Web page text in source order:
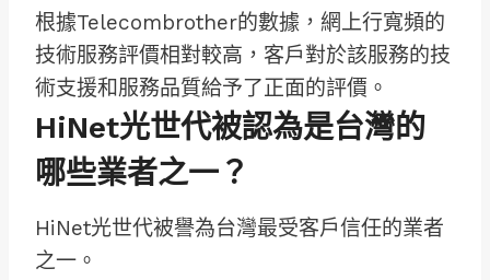
根據Telecombrother的數據，網上行寬頻的
技術服務評價相對較高，客戶對於該服務的技
術支援和服務品質給予了正面的評價。
HiNet光世代被認為是台灣的
哪些業者之一？
HiNet光世代被譽為台灣最受客戶信任的業者
之一。